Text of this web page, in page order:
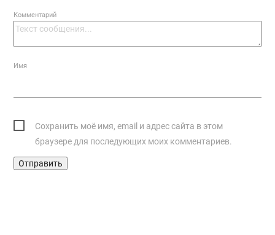
Комментарий
Имя
Сохранить моё имя, email и адрес сайта в этом
браузере для последующих моих комментариев.